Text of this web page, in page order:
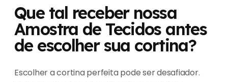
Que tal receber nossa
Amostra de Tecidos antes
de escolher sua cortina?
Escolher a cortina perfeita pode ser desafiador.